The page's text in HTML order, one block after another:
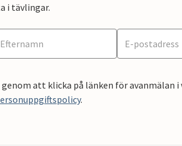
i tävlingar.
att klicka på länken för avanmälan
.